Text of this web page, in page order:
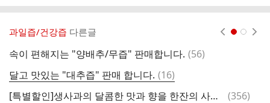
과일즙/건강즙 다른글
속이 편해지는 "양배추/무즙" 판매합니다. 댓
(56)
달고 맛있는 "대추즙" 판매 합니다. 댓
글
(16)
[특별할인]생사과의 달콤한 맛과 향을 한잔의 사과즙으로 만들었습니다.
댓
(356)